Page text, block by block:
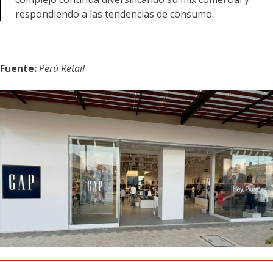
respondiendo a las tendencias de consumo.
Fuente:Perú Retail